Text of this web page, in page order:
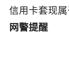
信用卡套现
网警提醒